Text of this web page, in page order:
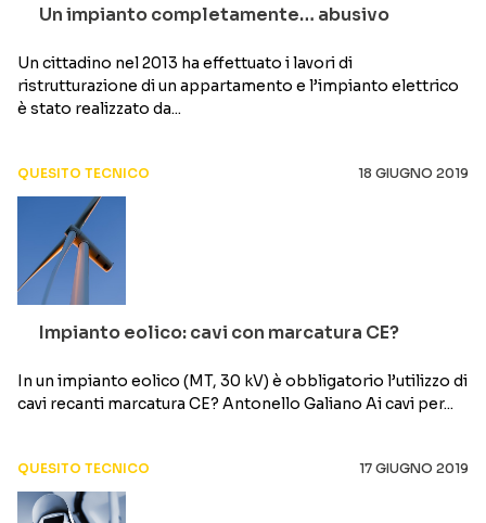
Un impianto completamente… abusivo
Un cittadino nel 2013 ha effettuato i lavori di
ristrutturazione di un appartamento e l’impianto elettrico
è stato realizzato da...
QUESITO TECNICO 18 GIUGNO 2019
Impianto eolico: cavi con marcatura CE?
In un impianto eolico (MT, 30 kV) è obbligatorio l’utilizzo di
cavi recanti marcatura CE? Antonello Galiano Ai cavi per...
QUESITO TECNICO 17 GIUGNO 2019